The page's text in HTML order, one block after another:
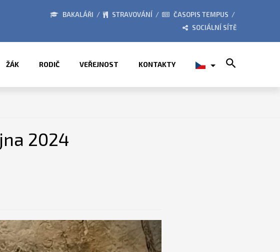
TÁBORY 2026 ZE ŽIVOTA ŠKOLY
BAKALÁŘI STRAVOVÁNÍ
ČASOPIS TEMPUS
SOCIÁLNÍ SÍTĚ
ŽÁK RODIČ VEŘEJNOST KONTAKTY
2024